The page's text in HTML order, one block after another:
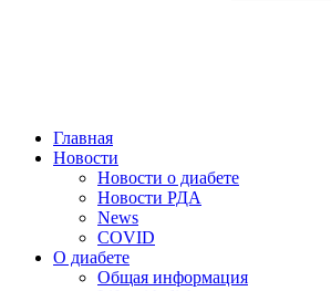
Главная
Новости
Новости о диабете
Новости РДА
News
COVID
О диабете
Общая информация